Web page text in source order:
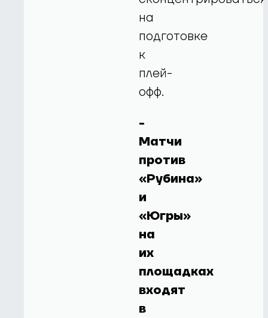
на
подготовке
к
плей-
офф.
-
Матчи
против
«Рубина»
и
«Югры»
на
их
площадках
входят
в